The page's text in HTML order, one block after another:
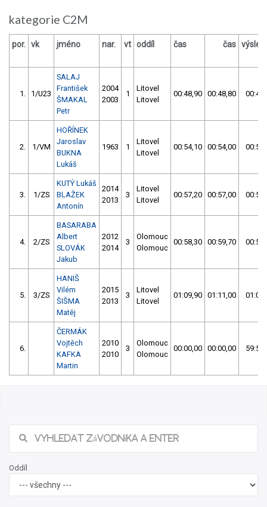
kategorie C2M
por. vk jméno nar. vt oddíl čas čas
1. 1/U23
SALAJ
František
ŠMAKAL
Petr
2004
2003
1
Litovel
Litovel
00:48,90 00:48,80
2. 1/VM
HOŘÍNEK
Jaroslav
BUKNA
Lukáš
1963 1
Litovel
Litovel
00:54,10 00:54,00
3. 1/ZS
KUTÝ Lukáš
BLAŽEK
Antonín
2014
2013
3
Litovel
Litovel
00:57,20 00:57,00
4. 2/ZS
BASARABA
Albert
SLOVÁK
Jakub
2012
2014
3
Olomouc
Olomouc
00:58,30 00:59,70
5. 3/ZS
HANIŠ
Vilém
ŠIŠMA
Matěj
2015
2013
3
Litovel
Litovel
01:09,90 01:11,00
6.
ČERMÁK
Vojtěch
KAFKA
Martin
2010
2010
3
Olomouc
Olomouc
00:00,00 00:00,00
Oddíl